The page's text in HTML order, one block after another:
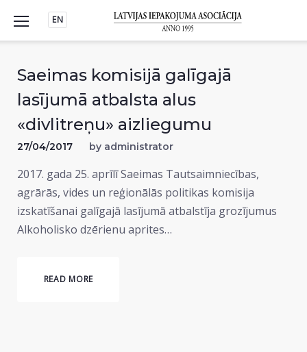
content
EN
Saeimas komisijā galīgajā
lasījumā atbalsta alus
«divlitreņu» aizliegumu
27/04/2017 by administrator
2017. gada 25. aprīlī Saeimas Tautsaimniecības,
agrārās, vides un reģionālās politikas komisija
izskatīšanai galīgajā lasījumā atbalstīja grozījumus
Alkoholisko dzērienu aprites…
READ MORE